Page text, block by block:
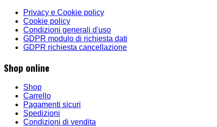
Privacy e Cookie policy
Cookie policy
Condizioni generali d'uso
GDPR modulo di richiesta dati
GDPR richiesta cancellazione
Shop online
Shop
Carrello
Pagamenti sicuri
Spedizioni
Condizioni di vendita